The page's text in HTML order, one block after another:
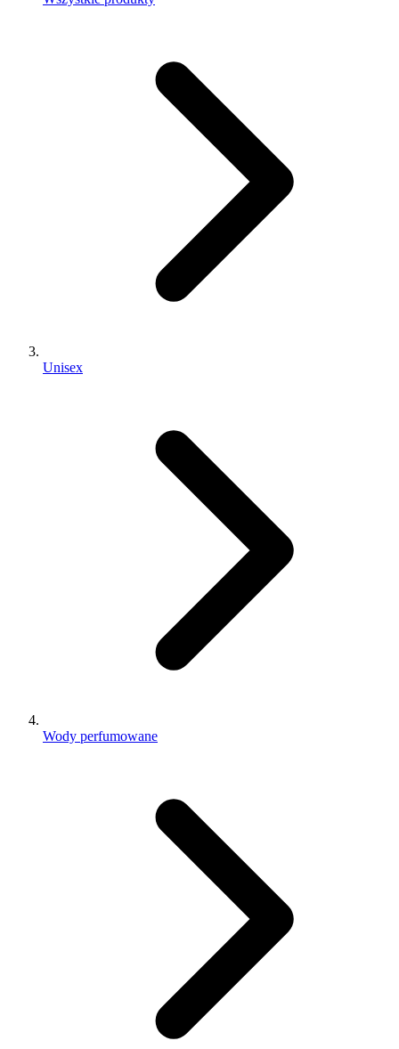
Unisex
Wody perfumowane